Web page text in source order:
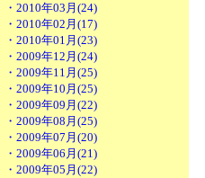
・2010年03月(24)
・2010年02月(17)
・2010年01月(23)
・2009年12月(24)
・2009年11月(25)
・2009年10月(25)
・2009年09月(22)
・2009年08月(25)
・2009年07月(20)
・2009年06月(21)
・2009年05月(22)